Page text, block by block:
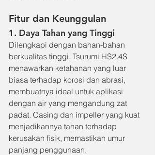
Fitur dan Keunggulan
1. Daya Tahan yang Tinggi
Dilengkapi dengan bahan-bahan
berkualitas tinggi, Tsurumi HS2.4S
menawarkan ketahanan yang luar
biasa terhadap korosi dan abrasi,
membuatnya ideal untuk aplikasi
dengan air yang mengandung zat
padat. Casing dan impeller yang kuat
menjadikannya tahan terhadap
kerusakan fisik, memastikan umur
panjang penggunaan.